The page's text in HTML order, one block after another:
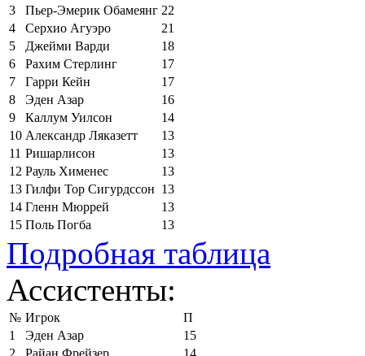
3
Пьер-Эмерик Обамеянг 22
4
Серхио Агуэро
21
5
Джейми Варди
18
6
Рахим Стерлинг
17
7
Гарри Кейн
17
8
Эден Азар
16
9
Каллум Уилсон
14
10 Александр Ляказетт
13
11 Ришарлисон
13
12 Рауль Хименес
13
13 Гилфи Тор Сигурдссон 13
14 Гленн Мюррей
13
15 Поль Погба 13
Подробная таблица
Ассистенты:
№ Игрок
П
1
Эден Азар
15
2
Райан Фрейзер
14